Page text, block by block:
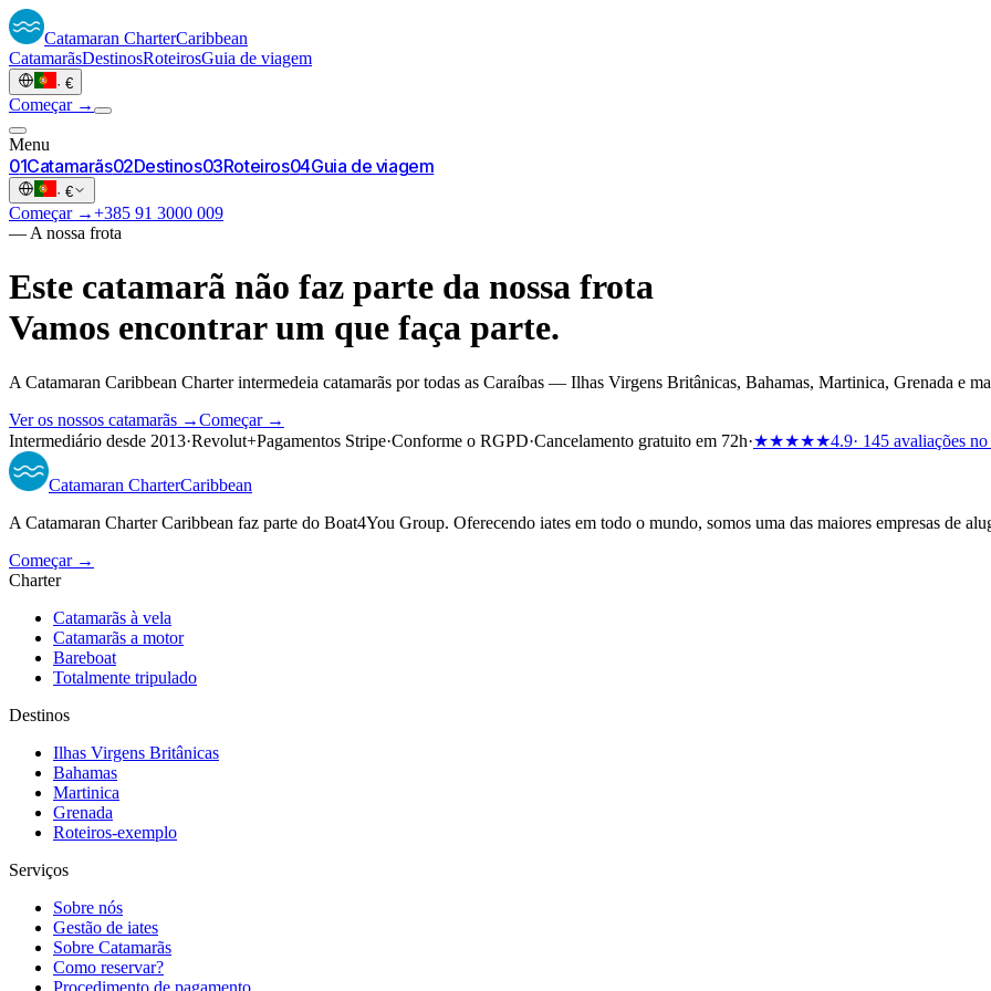
Catamaran CharterCaribbean
CatamarãsDestinosRoteirosGuia de viagem
· €
Começar →
Menu
01Catamarãs02Destinos03Roteiros04Guia de viagem
· €
Começar →+385 91 3000 009
— A nossa frota
Este catamarã não faz parte da nossa frota
Vamos encontrar um que faça parte.
A Catamaran Caribbean Charter intermedeia catamarãs por todas as Caraíbas — Ilhas Virgens Britânicas, Bahamas, Martinica, Grenada e
Ver os nossos catamarãs →Começar →
Intermediário desde 2013·Revolut+Pagamentos Stripe·Conforme o RGPD·Cancelamento gratuito em 72h·★★★★★4.9· 145 avaliações
Catamaran CharterCaribbean
A Catamaran Charter Caribbean faz parte do Boat4You Group. Oferecendo iates em todo o mundo, somos uma das maiores empresas de
Começar →
Charter
Catamarãs à vela
Catamarãs a motor
Bareboat
Totalmente tripulado
Destinos
Ilhas Virgens Britânicas
Bahamas
Martinica
Grenada
Roteiros-exemplo
Serviços
Sobre nós
Gestão de iates
Sobre Catamarãs
Como reservar?
Procedimento de pagamento